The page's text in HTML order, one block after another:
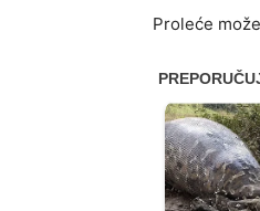
Proleće